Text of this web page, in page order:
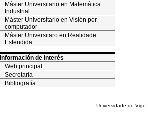
Máster Universitario en Matemática
Industrial
Máster Universitario en Visión por
computador
Máster Universitaro en Realidade
Estendida
Información de interés
Web principal
Secretaría
Bibliografía
Universidade de Vigo